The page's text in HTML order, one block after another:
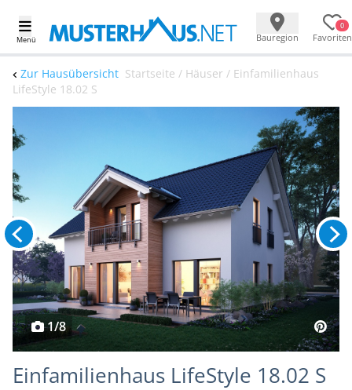
Menü Bauregion
0
Favoriten
Zur Hausübersicht Startseite / Häuser / Einfamilienhaus
LifeStyle 18.02 S
1/8
Einfamilienhaus LifeStyle 18.02 S